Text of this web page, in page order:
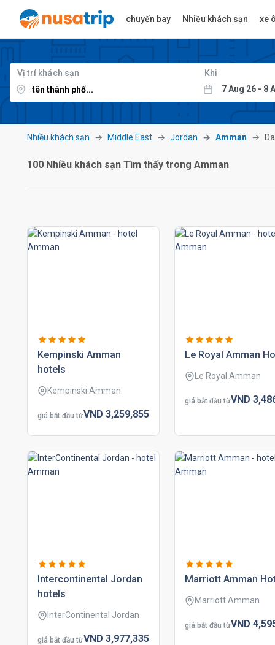
chuyến bay Nhiều khách sạn xe
Vị trí khách sạn Khi
Nhiều khách sạn Middle East Jordan Amman
100 Nhiều khách sạn Tìm thấy trong Amman
kempinski amman
hotels
Kempinski Amman
giá bắt đầu từVND 3,259,855
le royal amman
Le Royal Amman
giá bắt đầu từVND
intercontinental jordan
hotels
InterContinental Jordan
giá bắt đầu từVND 3,977,335
marriott amman
Marriott Amman
giá bắt đầu từVND